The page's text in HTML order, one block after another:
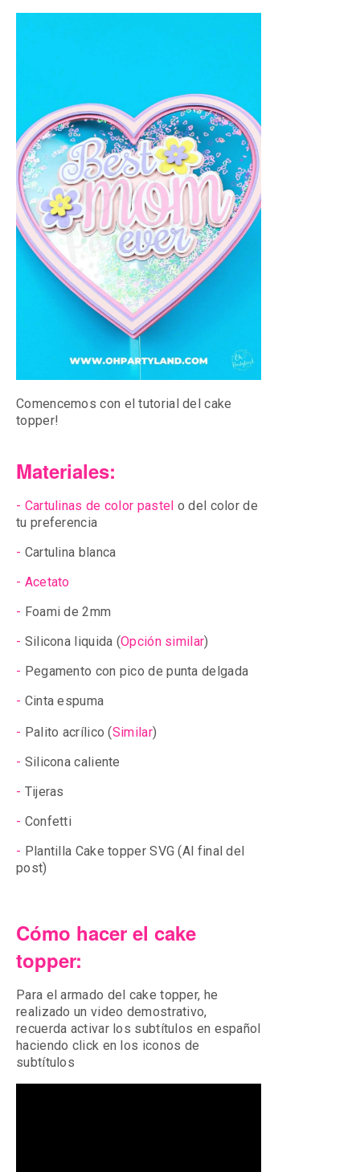
Comencemos con el tutorial del cake
topper!
Materiales:
- Cartulinas de color pastel o del color de
tu preferencia
- Cartulina blanca
- Acetato
- Foami de 2mm
- Silicona liquida (Opción similar)
- Pegamento con pico de punta delgada
- Cinta espuma
- Palito acrílico(Similar)
- Silicona caliente
- Tijeras
- Confetti
- Plantilla Cake topper SVG (Al final del
post)
Cómo hacer el cake
topper:
Para el armado del cake topper, he
realizado un video demostrativo,
recuerda activar los subtítulos en español
haciendo click en los iconos de
subtítulos